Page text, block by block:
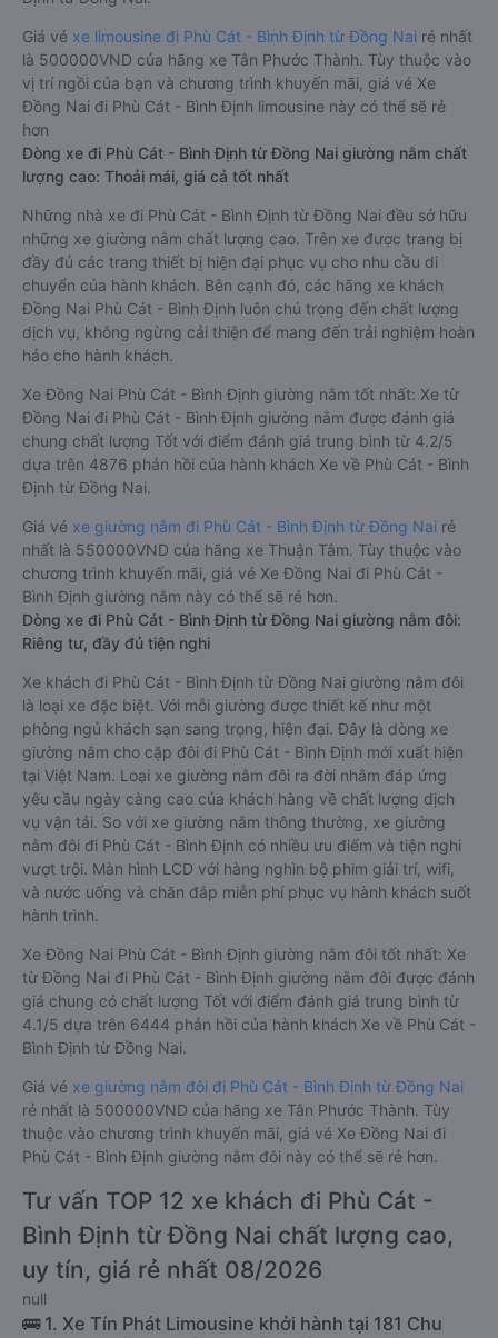
Giá vé xe limousine đi Phù Cát - Bình Định từ Đồng Nai rẻ nhất
là 500000VND của hãng xe Tân Phước Thành. Tùy thuộc vào
vị trí ngồi của bạn và chương trình khuyến mãi, giá vé Xe
Đồng Nai đi Phù Cát - Bình Định limousine này có thể sẽ rẻ
hơn
Dòng xe đi Phù Cát - Bình Định từ Đồng Nai giường nằm chất
lượng cao: Thoải mái, giá cả tốt nhất
Những nhà xe đi Phù Cát - Bình Định từ Đồng Nai đều sở hữu
những xe giường nằm chất lượng cao. Trên xe được trang bị
đầy đủ các trang thiết bị hiện đại phục vụ cho nhu cầu di
chuyển của hành khách. Bên cạnh đó, các hãng xe khách
Đồng Nai Phù Cát - Bình Định luôn chú trọng đến chất lượng
dịch vụ, không ngừng cải thiện để mang đến trải nghiệm hoàn
hảo cho hành khách.
Xe Đồng Nai Phù Cát - Bình Định giường nằm tốt nhất: Xe từ
Đồng Nai đi Phù Cát - Bình Định giường nằm được đánh giá
chung chất lượng Tốt với điểm đánh giá trung bình từ 4.2/5
dựa trên 4876 phản hồi của hành khách Xe về Phù Cát - Bình
Định từ Đồng Nai.
Giá vé xe giường nằm đi Phù Cát - Bình Định từ Đồng Nai rẻ
nhất là 550000VND của hãng xe Thuận Tâm. Tùy thuộc vào
chương trình khuyến mãi, giá vé Xe Đồng Nai đi Phù Cát -
Bình Định giường nằm này có thể sẽ rẻ hơn.
Dòng xe đi Phù Cát - Bình Định từ Đồng Nai giường nằm đôi:
Riêng tư, đầy đủ tiện nghi
Xe khách đi Phù Cát - Bình Định từ Đồng Nai giường nằm đôi
là loại xe đặc biệt. Với mỗi giường được thiết kế như một
phòng ngủ khách sạn sang trọng, hiện đại. Đây là dòng xe
giường nằm cho cặp đôi đi Phù Cát - Bình Định mới xuất hiện
tại Việt Nam. Loại xe giường nằm đôi ra đời nhằm đáp ứng
yêu cầu ngày càng cao của khách hàng về chất lượng dịch
vụ vận tải. So với xe giường nằm thông thường, xe giường
nằm đôi đi Phù Cát - Bình Định có nhiều ưu điểm và tiện nghi
vượt trội. Màn hình LCD với hàng nghìn bộ phim giải trí, wifi,
và nước uống và chăn đắp miễn phí phục vụ hành khách suốt
hành trình.
Xe Đồng Nai Phù Cát - Bình Định giường nằm đôi tốt nhất: Xe
từ Đồng Nai đi Phù Cát - Bình Định giường nằm đôi được đánh
giá chung có chất lượng Tốt với điểm đánh giá trung bình từ
4.1/5 dựa trên 6444 phản hồi của hành khách Xe về Phù Cát -
Bình Định từ Đồng Nai.
Giá vé xe giường nằm đôi đi Phù Cát - Bình Định từ Đồng Nai
rẻ nhất là 500000VND của hãng xe Tân Phước Thành. Tùy
thuộc vào chương trình khuyến mãi, giá vé Xe Đồng Nai đi
Phù Cát - Bình Định giường nằm đôi này có thể sẽ rẻ hơn.
Tư vấn TOP 12 xe khách đi Phù Cát -
Bình Định từ Đồng Nai chất lượng cao,
uy tín, giá rẻ nhất 08/2026
null
🚌 1. Xe Tín Phát Limousine khởi hành tại 181 Chu